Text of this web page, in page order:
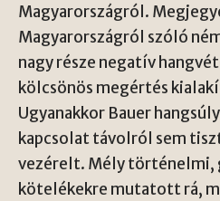
Magyarországról.
Magyarországról szóló
nagy része negatív
kölcsönös megértés
Ugyanakkor Bauer
kapcsolat távolról sem
vezérelt. Mély történelmi,
kötelékekre mutatott rá,